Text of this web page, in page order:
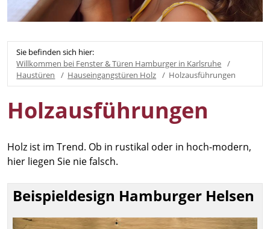
Sie befinden sich hier:
Willkommen bei Fenster & Türen Hamburger in Karlsruhe
Haustüren
Hauseingangstüren Holz Holzausführungen
Holzausführungen
Holz ist im Trend. Ob in rustikal oder in hoch-modern,
hier liegen Sie nie falsch.
Beispieldesign Hamburger Helsen